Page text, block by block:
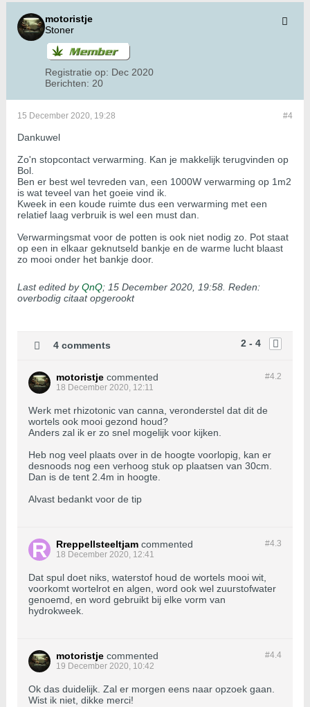
motoristje
Stoner
Registratie op: Dec 2020
Berichten: 20
#4
15 December 2020, 19:28
Dankuwel
Zo'n stopcontact verwarming. Kan je makkelijk terugvinden op
Bol.
Ben er best wel tevreden van, een 1000W verwarming op 1m2
is wat teveel van het goeie vind ik.
Kweek in een koude ruimte dus een verwarming met een
relatief laag verbruik is wel een must dan.
Verwarmingsmat voor de potten is ook niet nodig zo. Pot staat
op een in elkaar geknutseld bankje en de warme lucht blaast
zo mooi onder het bankje door.
Last edited byQnQ; 15 December 2020, 19:58 Reden:
overbodig citaat opgerookt
2 - 4
4 comments
#4.2
motoristje commented
18 December 2020, 12:11
Werk met rhizotonic van canna, veronderstel dat dit de
wortels ook mooi gezond houd?
Anders zal ik er zo snel mogelijk voor kijken.
Heb nog veel plaats over in de hoogte voorlopig, kan er
desnoods nog een verhoog stuk op plaatsen van 30cm.
Dan is de tent 2.4m in hoogte.
Alvast bedankt voor de tip
#4.3
Rreppellsteeltjam commented
18 December 2020, 12:41
Dat spul doet niks, waterstof houd de wortels mooi wit,
voorkomt wortelrot en algen, word ook wel zuurstofwater
genoemd, en word gebruikt bij elke vorm van
hydrokweek.
#4.4
motoristje commented
19 December 2020, 10:42
Ok das duidelijk. Zal er morgen eens naar opzoek gaan.
Wist ik niet, dikke merci!